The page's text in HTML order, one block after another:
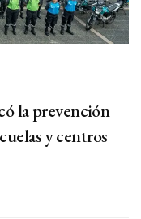
la prevención
y centros